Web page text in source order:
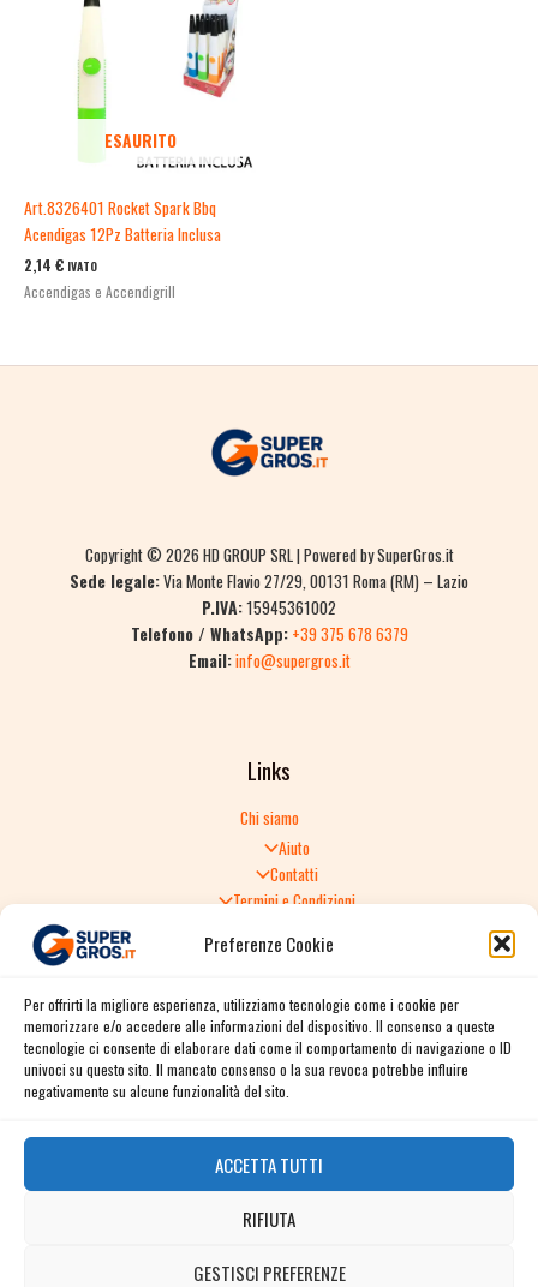
Preferenze Cookie
Per offrirti la migliore esperienza, utilizziamo tecnologie come i cookie per
memorizzare e/o accedere alle informazioni del dispositivo. Il consenso a queste
tecnologie ci consente di elaborare dati come il comportamento di navigazione o ID
univoci su questo sito. Il mancato consenso o la sua revoca potrebbe influire
negativamente su alcune funzionalità del sito.
ACCETTA TUTTI
RIFIUTA
GESTISCI PREFERENZE
ESAURITO
Art.8326401 Rocket Spark Bbq
Acendigas 12Pz Batteria Inclusa
2,14 € IVATO
Accendigas e Accendigrill
Copyright © 2026 HD GROUP SRL | Powered by SuperGros.it
Sede legale:Via Monte Flavio 27/29, 00131 Roma (RM) – Lazio
P.IVA:15945361002
Telefono / WhatsApp: +39 375 678 6379
Email:info@supergros.it
Links
Chi siamo
Aiuto
Contatti
Termini e Condizioni
Politica di Reso
Spedizione e consegna
Informativa sulla Privacy
Cookie Policy
Facebook
Instagram
Twitter / X